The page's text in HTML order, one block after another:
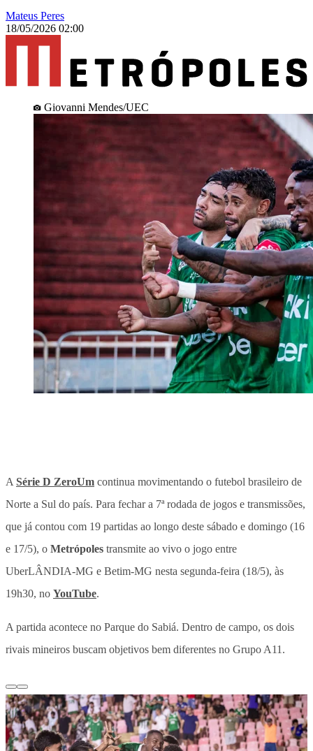
Mateus Peres
18/05/2026 02:00
Giovanni Mendes/UEC
A Série D ZeroUm continua movimentando o futebol brasileiro de
Norte a Sul do país. Para fechar a 7ª rodada de jogos e transmissões,
que já contou com 19 partidas ao longo deste sábado e domingo (16
e 17/5), o Metrópoles transmite ao vivo o jogo entre
UberLÂNDIA-MG e Betim-MG nesta segunda-feira (18/5), às
19h30, no YouTube.
A partida acontece no Parque do Sabiá. Dentro de campo, os dois
rivais mineiros buscam objetivos bem diferentes no Grupo A11.